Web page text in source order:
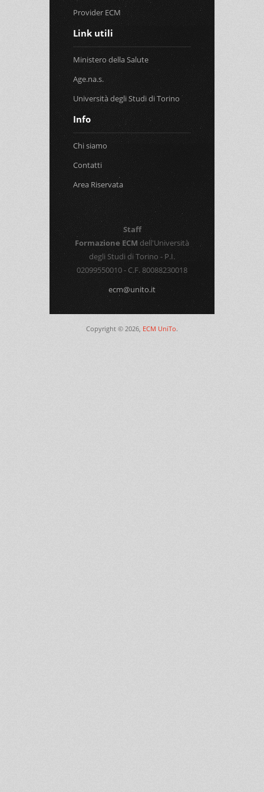
Provider ECM
Link utili
Ministero della Salute
Age.na.s.
Università degli Studi di Torino
Info
Chi siamo
Contatti
Area Riservata
Staff
Formazione ECM dell'Università
degli Studi di Torino - P.I.
02099550010 - C.F. 80088230018
ecm@unito.it
Copyright © 2026, ECM UniTo.